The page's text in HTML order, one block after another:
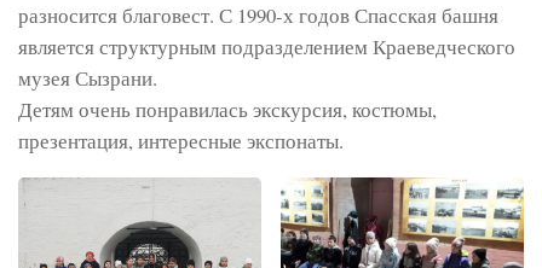
разносится благовест. С 1990-х годов Спасская башня
является структурным подразделением Краеведческого
музея Сызрани.
Детям очень понравилась экскурсия, костюмы,
презентация, интересные экспонаты.